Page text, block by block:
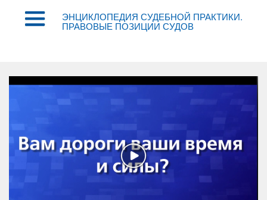
ЭНЦИКЛОПЕДИЯ СУДЕБНОЙ ПРАКТИКИ.
ПРАВОВЫЕ ПОЗИЦИИ СУДО